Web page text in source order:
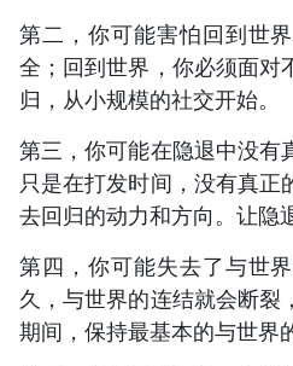
第二，你可能害怕回到世
全；回到世界，你必须面对
归，从小规模的社交开始。
第三，你可能在隐退中没有
只是在打发时间，没有真正
去回归的动力和方向。让隐
第四，你可能失去了与世
久，与世界的连结就会断裂
期间，保持最基本的与世界